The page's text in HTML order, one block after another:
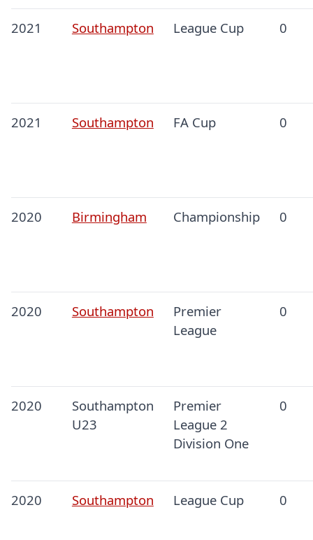
2021 Southampton League Cup 0
2021 Southampton FA Cup 0
2020 Birmingham Championship 0
2020 Southampton
Premier
League
0
2020
Southampton
U23
Premier
League 2
Division One
0
2020 Southampton League Cup 0